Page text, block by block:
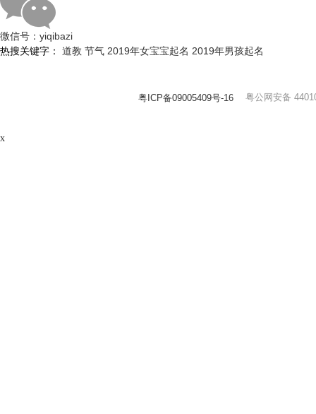
微信号： yiqibazi
热搜关键字： 道教 节气 2019年女宝宝起名 2019年男孩起名
粤ICP备09005409号-16 粤公网安备
x